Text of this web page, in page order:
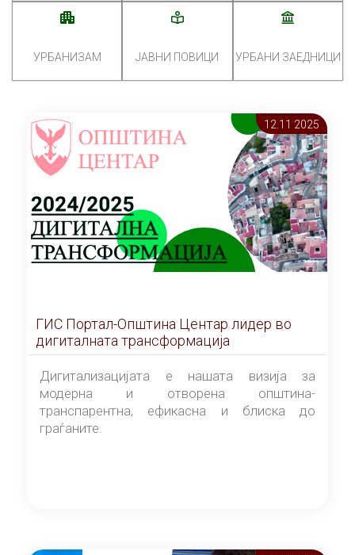
УРБАНИЗАМ ЈАВНИ ПОВИЦИ УРБАНИ ЗАЕДНИЦИ
12.11 2025
ГИС Портал-Општина Центар лидер во
дигиталната трансформација
Дигитализацијата е нашата визија за
модерна и отворена општина-
транспарентна, ефикасна и блиска до
граѓаните.